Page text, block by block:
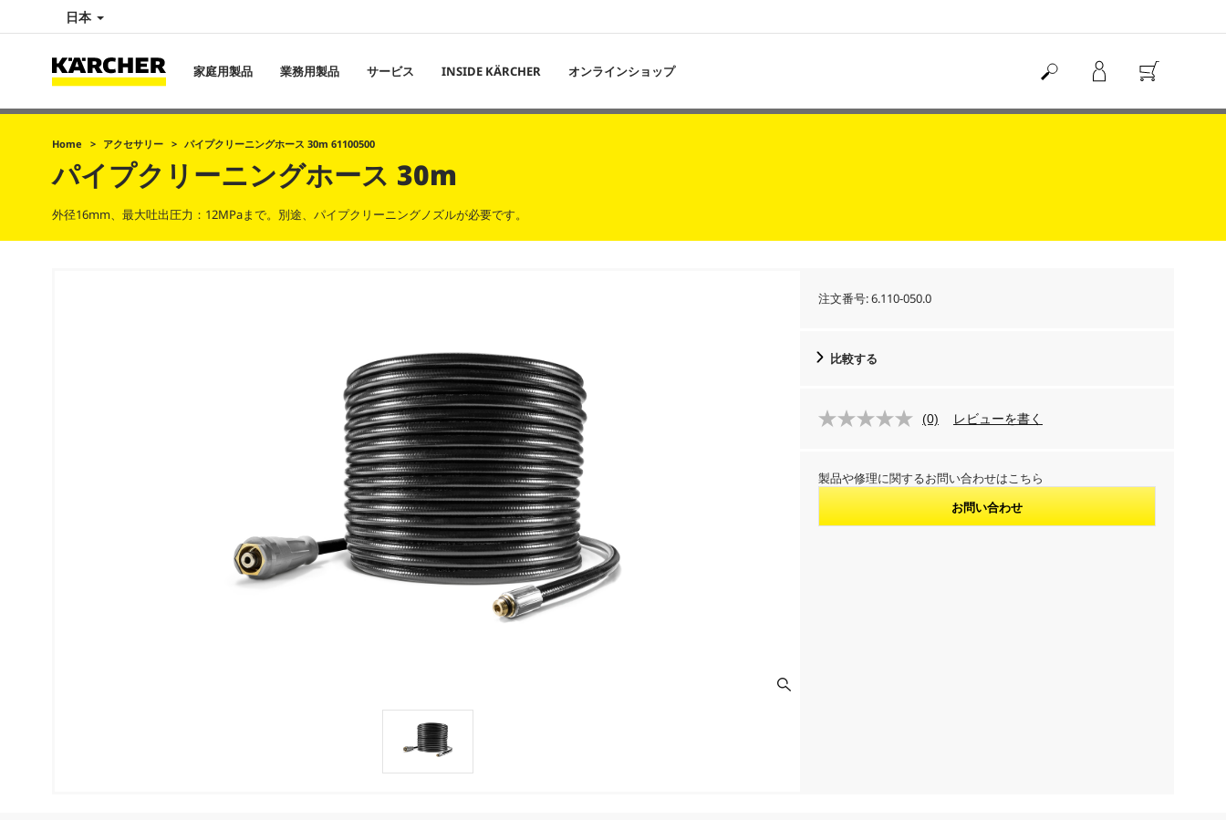
日本
家庭用製品 業務用製品 サービス INSIDE KÄRCHER オンラインショップ
Home アクセサリー パイプクリーニングホース 30m 61100500
パイプクリーニングホース 30m
外径16mm、最大吐出圧力：12MPaまで。別途、パイプクリーニングノズルが必要です。
注文番号:6.110-050.0
比較する
(0) レビューを書く
製品や修理に関するお問い合わせはこちら
お問い合わせ